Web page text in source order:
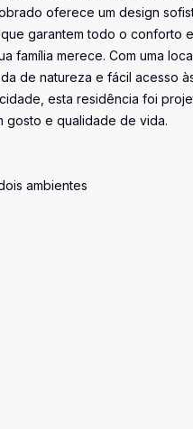
oferece um design
garantem todo o conforto e
família merece. Com uma
de natureza e fácil acesso
esta residência foi
gosto e qualidade de vida.
ambientes